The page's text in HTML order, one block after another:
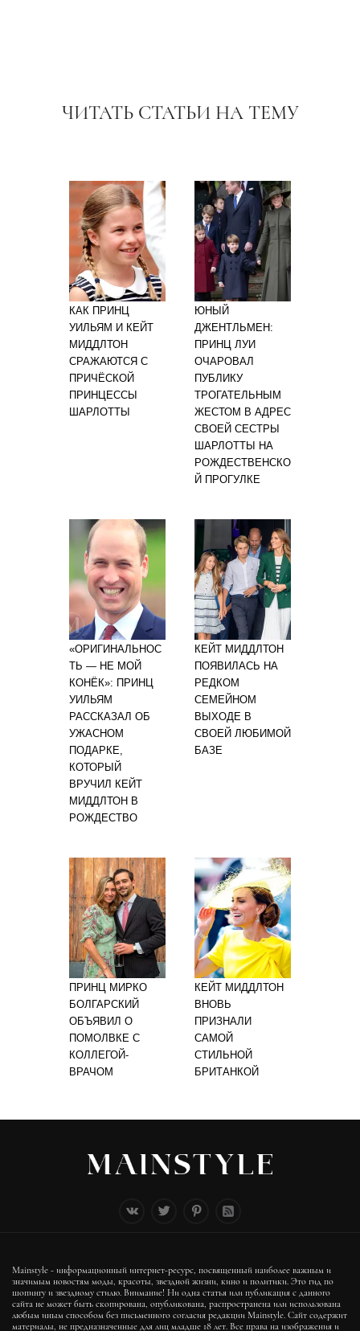
ЧИТАТЬ СТАТЬИ НА ТЕМУ
КАК ПРИНЦ
УИЛЬЯМ И КЕЙТ
МИДДЛТОН
СРАЖАЮТСЯ С
ПРИЧЁСКОЙ
ПРИНЦЕССЫ
ШАРЛОТТЫ
ЮНЫЙ
ДЖЕНТЛЬМЕН:
ПРИНЦ ЛУИ
ОЧАРОВАЛ
ПУБЛИКУ
ТРОГАТЕЛЬНЫМ
ЖЕСТОМ В АДРЕС
СВОЕЙ СЕСТРЫ
ШАРЛОТТЫ НА
РОЖДЕСТВЕНСКО
Й ПРОГУЛКЕ
«ОРИГИНАЛЬНОС
ТЬ — НЕ МОЙ
КОНЁК»: ПРИНЦ
УИЛЬЯМ
РАССКАЗАЛ ОБ
УЖАСНОМ
ПОДАРКЕ,
КОТОРЫЙ
ВРУЧИЛ КЕЙТ
МИДДЛТОН В
РОЖДЕСТВО
КЕЙТ МИДДЛТОН
ПОЯВИЛАСЬ НА
РЕДКОМ
СЕМЕЙНОМ
ВЫХОДЕ В
СВОЕЙ ЛЮБИМОЙ
БАЗЕ
ПРИНЦ МИРКО
БОЛГАРСКИЙ
ОБЪЯВИЛ О
ПОМОЛВКЕ С
КОЛЛЕГОЙ-
ВРАЧОМ
КЕЙТ МИДДЛТОН
ВНОВЬ
ПРИЗНАЛИ
САМОЙ
СТИЛЬНОЙ
БРИТАНКОЙ
Mainstyle - информационный интернет-ресурс, посвященный наиболее важным и
значимым новостям моды, красоты, звездной жизни, кино и политики. Это гид по
шопингу и звездному стилю. Внимание! Ни одна статья или публикация с данного
сайта не может быть скопирована, опубликована, распространена или использована
любым иным способом без письменного согласия редакции Mainstyle. Сайт содержит
материалы, не предназначенные для лиц младше 18 лет. Все права на изображения и